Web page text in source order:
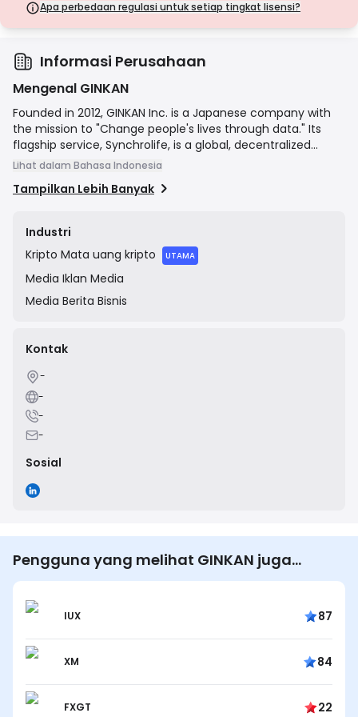
Apa perbedaan regulasi untuk setiap tingkat lisensi?
langkah keamanan.
Dari yurisdiksi dengan pengawasan minimal, lisensi ini seringkali
asuransi. Meskipun menarik untuk fleksibilitas operasional, lisensi ini
menimbulkan risiko yang lebih tinggi bagi pedagang.
Informasi Perusahaan
Mengenal GINKAN
Founded in 2012, GINKAN Inc. is a Japanese company with
the mission to "Change people's lives through data." Its
flagship service, Synchrolife, is a global, decentralized
restaurant review platform that rewards users with the
quality reviews and photos. The platform uses AI to provide
create a new economic ecosystem for the restaurant
industry by also offering crypto-based loyalty points and
marketing solutions for participating restaurants.
Lihat dalam Bahasa Indonesia
Tampilkan Lebih Banyak
Industri
Kripto Mata uang kripto UTAMA
Media Iklan Media
Media Berita Bisnis
Kontak
-
-
-
-
Sosial
Pengguna yang melihat GINKAN juga
melihat…
IUX 87
XM 84
FXGT 22